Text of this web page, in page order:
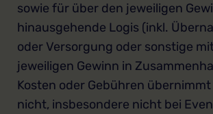
sowie für über den jeweiligen
hinausgehende Logis (inkl.
oder Versorgung oder sonstige
jeweiligen Gewinn in
Kosten oder Gebühren übernimmt
nicht, insbesondere nicht bei